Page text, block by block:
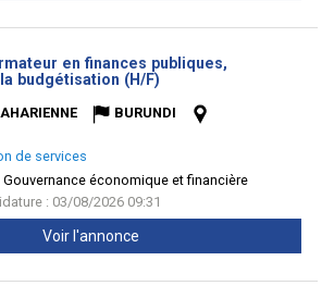
en finances publiques,
budgétisation (H/F)
BURUNDI
de services
Gouvernance économique et financière
: 03/08/2026 09:31
Voir l'annonce